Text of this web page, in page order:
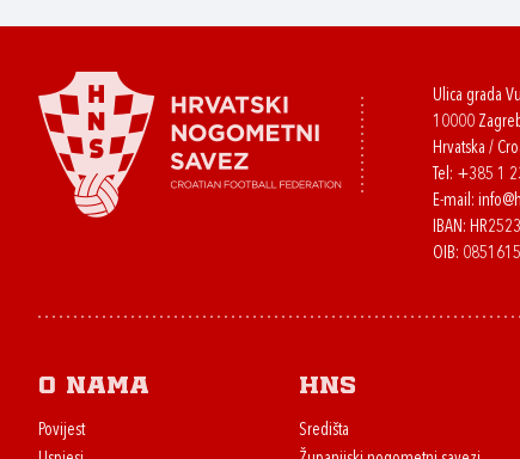
Ulica grada
10000
Hrvatska /
Tel: +385 1
E-mail:
IBAN:
OIB:
O nama
Povijest
HNS
Središta